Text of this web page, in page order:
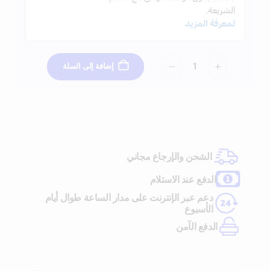
- + إضافة إلى السلة
الشحن والإرجاع مجاني
الدفع عند الاستلام
دعم عبر الإنترنت على مدار الساعة طوال أيام
الأسبوع
الدفع الآمن